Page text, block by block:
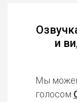
и
Мы
голосом